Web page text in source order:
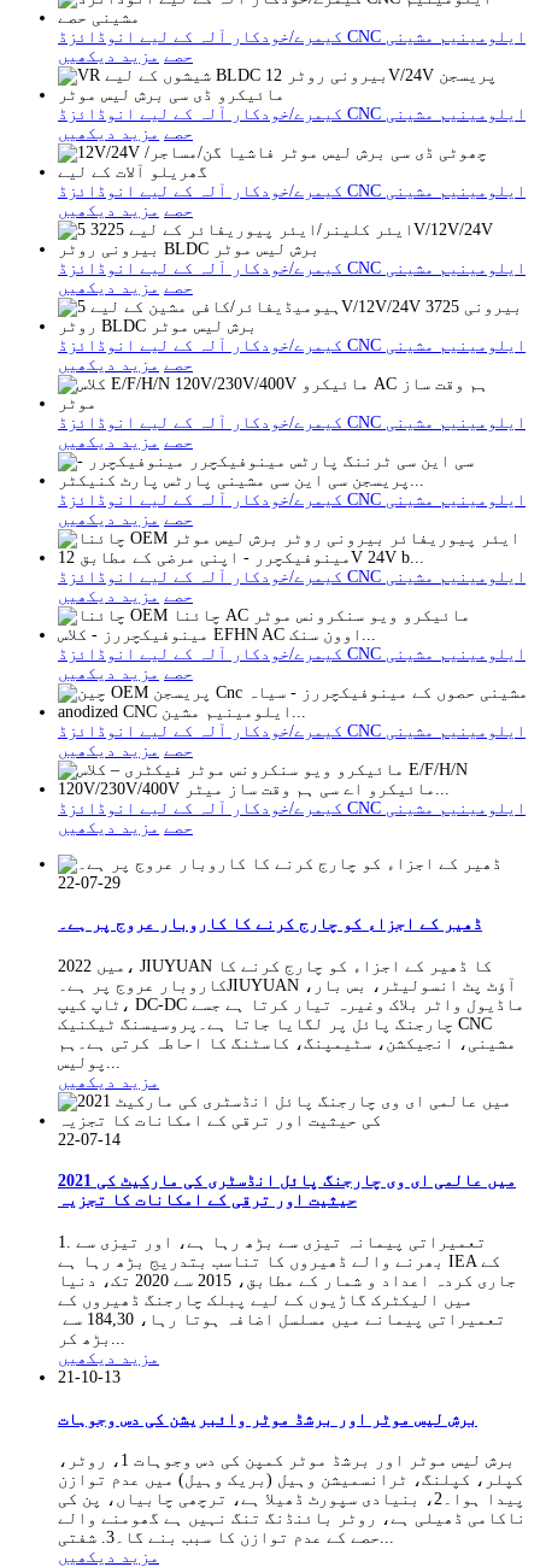
کیمرے/خودکار آلہ کے لیے انوڈائزڈ CNC ایلومینیم مشینی
حصے مزید دیکھیں
کیمرے/خودکار آلہ کے لیے انوڈائزڈ CNC ایلومینیم مشینی
حصے مزید دیکھیں
کیمرے/خودکار آلہ کے لیے انوڈائزڈ CNC ایلومینیم مشینی
حصے مزید دیکھیں
کیمرے/خودکار آلہ کے لیے انوڈائزڈ CNC ایلومینیم مشینی
حصے مزید دیکھیں
کیمرے/خودکار آلہ کے لیے انوڈائزڈ CNC ایلومینیم مشینی
حصے مزید دیکھیں
کیمرے/خودکار آلہ کے لیے انوڈائزڈ CNC ایلومینیم مشینی
حصے مزید دیکھیں
کیمرے/خودکار آلہ کے لیے انوڈائزڈ CNC ایلومینیم مشینی
حصے مزید دیکھیں
کیمرے/خودکار آلہ کے لیے انوڈائزڈ CNC ایلومینیم مشینی
حصے مزید دیکھیں
کیمرے/خودکار آلہ کے لیے انوڈائزڈ CNC ایلومینیم مشینی
حصے مزید دیکھیں
کیمرے/خودکار آلہ کے لیے انوڈائزڈ CNC ایلومینیم مشینی
حصے مزید دیکھیں
کیمرے/خودکار آلہ کے لیے انوڈائزڈ CNC ایلومینیم مشینی
حصے مزید دیکھیں
22-07-29
ڈھیر کے اجزاء کو چارج کرنے کا کاروبار عروج پر ہے۔
2022 میں، JIUYUAN کا ڈھیر کے اجزاء کو چارج کرنے کا
کاروبار عروج پر ہے۔JIUYUAN آؤٹ پٹ انسولیٹر، بس بار،
ٹاپ کیپ، DC-DC ماڈیول واٹر بلاک وغیرہ تیار کرتا ہے جسے
چارجنگ پائل پر لگایا جاتا ہے۔پروسیسنگ ٹیکنیک CNC
مشینی، انجیکشن، سٹیمپنگ، کاسٹنگ کا احاطہ کرتی ہے۔ہم
مزید دیکھیں
22-07-14
2021 میں عالمی ای وی چارجنگ پائل انڈسٹری کی مارکیٹ کی
حیثیت اور ترقی کے امکانات کا تجزیہ
1. تعمیراتی پیمانہ تیزی سے بڑھ رہا ہے، اور تیزی سے
بھرنے والے ڈھیروں کا تناسب بتدریج بڑھ رہا ہے IEA کے
جاری کردہ اعداد و شمار کے مطابق، 2015 سے 2020 تک، دنیا
میں الیکٹرک گاڑیوں کے لیے پبلک چارجنگ ڈھیروں کے
تعمیراتی پیمانے میں مسلسل اضافہ ہوتا رہا، 184,30 سے ​​
مزید دیکھیں
21-10-13
برش لیس موٹر اور برشڈ موٹر وائبریشن کی دس وجوہات
برش لیس موٹر اور برشڈ موٹر کمپن کی دس وجوہات 1، روٹر،
کپلر، کپلنگ، ٹرانسمیشن وہیل (بریک وہیل) میں عدم توازن
پیدا ہوا۔2، بنیادی سپورٹ ڈھیلا ہے، ترچھی چابیاں، پن کی
ناکامی ڈھیلی ہے، روٹر بائنڈنگ تنگ نہیں ہے گھومنے والے
حصے کے عدم توازن کا سبب بنے گا۔3. شفتی...
مزید دیکھیں